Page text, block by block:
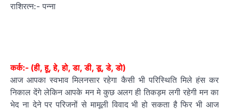
राशिरत्न:- पन्ना
कर्क:- (ही, हू, हे, हो, डा, डी, डू, डे, डो)
आज आपका स्वभाव मिलनसार रहेगा कैसी भी परिस्थिति मिले हंस कर
निकाल देंगे लेकिन आपके मन मे कुछ अलग ही तिकड़म लगी रहेगी मन का
भेद ना देने पर परिजनों से मामूली विवाद भी हो सकता है फिर भी आज